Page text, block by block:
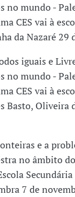
no mundo -
CES vai à
da Nazaré 29
iguais e
no mundo -
CES vai à
Basto, Oliveira
e a
no âmbito
7 de